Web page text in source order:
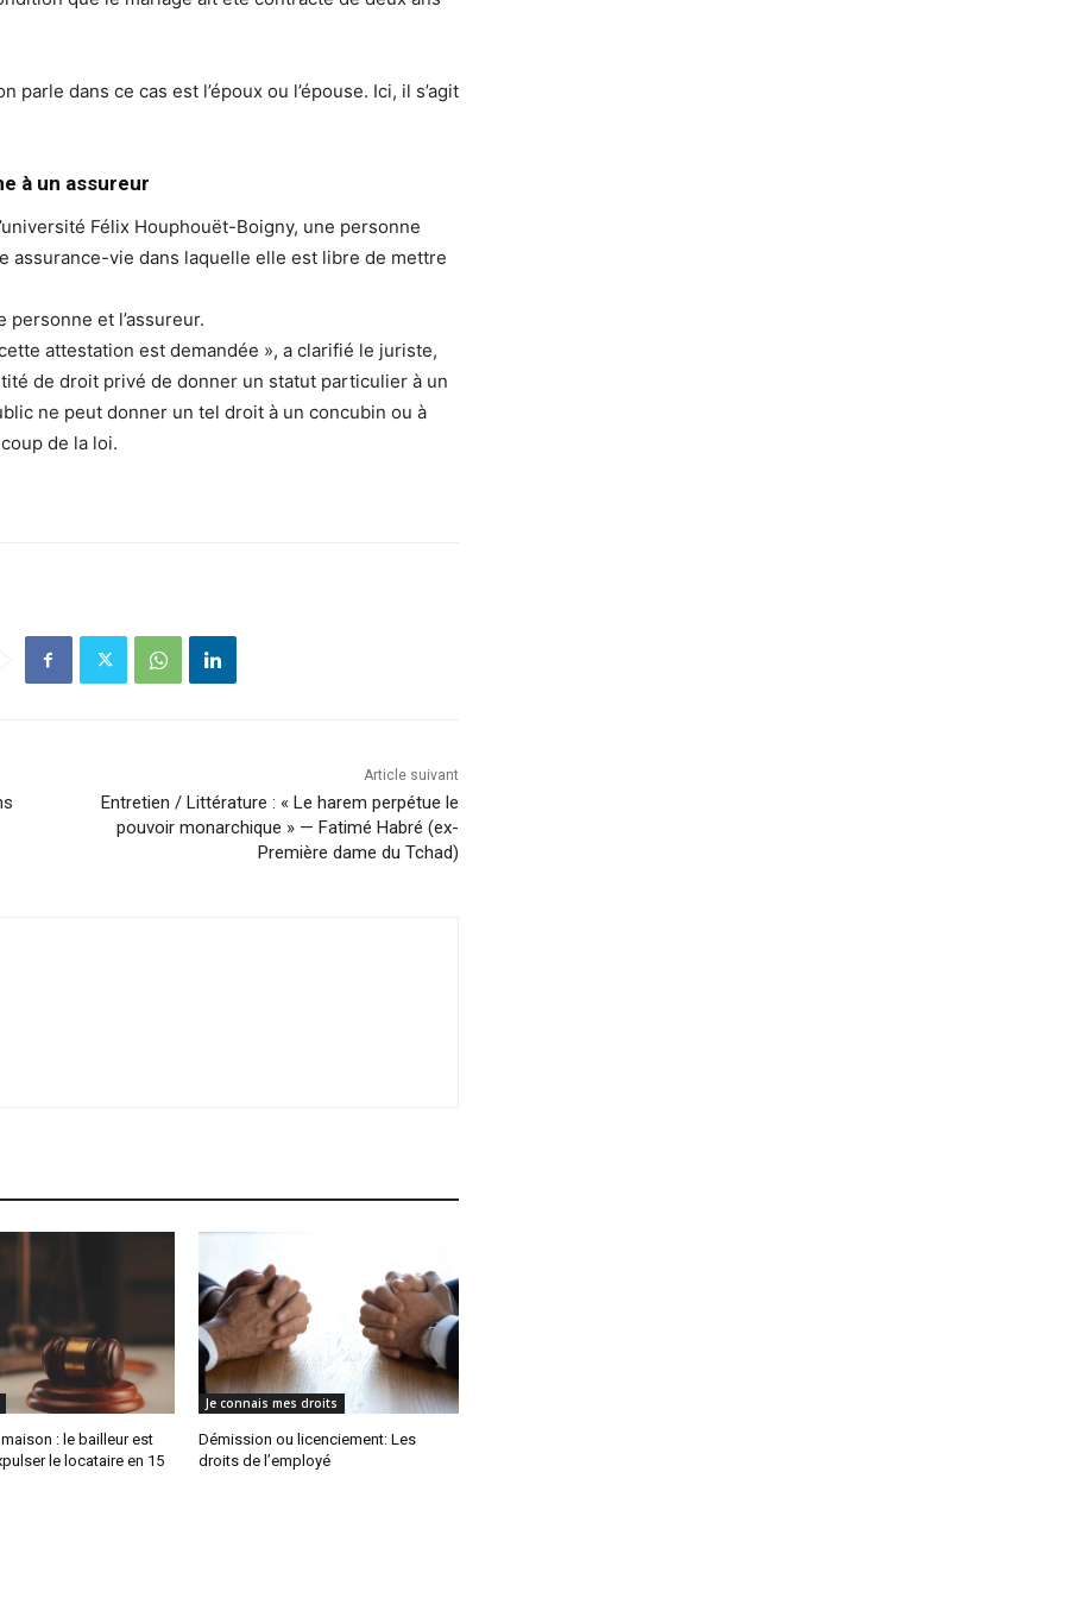
dans ce cas est l’époux ou l’épouse. Ici, il s’agit
à un assureur
Félix Houphouët-Boigny, une personne
assurance-vie dans laquelle elle est libre de mettre
personne et l’assureur.
attestation est demandée », a clarifié le juriste,
de droit privé de donner un statut particulier à un
ne peut donner un tel droit à un concubin ou à
de la loi.
Article suivant
Entretien / Littérature : « Le harem perpétue le
pouvoir monarchique » — Fatimé Habré (ex-
Première dame du Tchad)
: le bailleur est
le locataire en 15
Je connais mes droits
Démission ou licenciement: Les
droits de l’employé